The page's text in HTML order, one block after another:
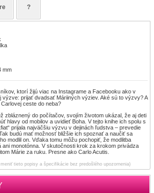
?
mm
ktorí žijú viac na Instagrame a Facebooku ako v
výzve: prijať dvadsať Máriiných výziev. Aké sú to výzvy? A
ceste do neba?
zbláznený do počítačov, svojím životom ukázal, že aj deti
hlavy od mobilov a uvidieť Boha. V tejto knihe ich spolu s
prijala najväčšiu výzvu v dejinách ľudstva – prevedie
budú mať možnosť bližšie ich spoznať a naučiť sa
modlil on. Vďaka tomu môžu pochopiť, že modlitba
ani monotónna. V skutočnosti krok za krokom privádza
Márie za ruku. Presne ako Carlo Acutis.
tieto popisy a špecifikácie bez predošlého upozornenia)